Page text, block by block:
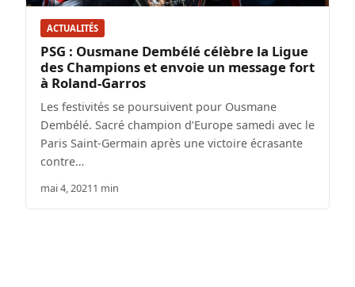
ACTUALITÉS
PSG : Ousmane Dembélé célèbre la Ligue
des Champions et envoie un message fort
à Roland-Garros
Les festivités se poursuivent pour Ousmane
Dembélé. Sacré champion d’Europe samedi avec le
Paris Saint-Germain après une victoire écrasante
contre…
mai 4, 20211 min